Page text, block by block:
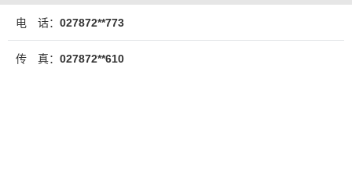
电 话： 027872**773
传 真： 027872**610